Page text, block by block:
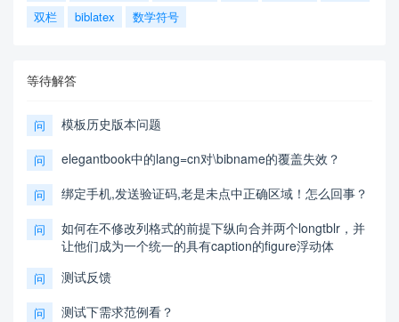
双栏
biblatex 数学符号
等待解答
问 模板历史版本问题
问 elegantbook中的lang=cn对\bibname的覆盖失效？
问 绑定手机,发送验证码,老是未点中正确区域！怎么回事？
问
如何在不修改列格式的前提下纵向合并两个longtblr，并
让他们成为一个统一的具有caption的figure浮动体
问 测试反馈
问 测试下需求范例看？